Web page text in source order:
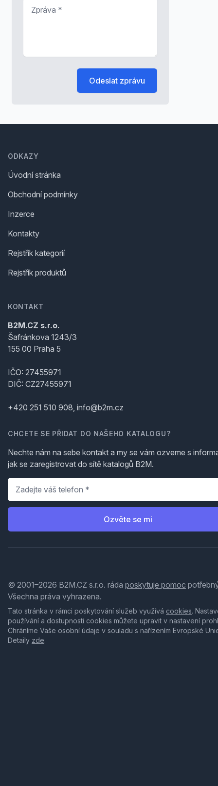
Odeslat zprávu
ODKAZY
Úvodní stránka
Obchodní podmínky
Inzerce
Kontakty
Rejstřík kategorií
Rejstřík produktů
KONTAKT
B2M.CZ s.r.o.
Šafránkova 1243/3
155 00 Praha 5
IČO: 27455971
DIČ: CZ27455971
+420 251 510 908, info@b2m.cz
CHCETE SE PŘIDAT DO NAŠEHO KATALOGU?
Nechte nám na sebe kontakt a my se vám ozveme s
jak se zaregistrovat do sítě katalogů B2M.
Telefon
Ozvěte se mi
© 2001–2026 B2M.CZ s.r.o. ráda poskytuje pomoc
Všechna práva vyhrazena.
Tato stránka v rámci poskytování služeb využívá cookies.
používání a dostupnosti cookies můžete upravit v nastavení
Chráníme Vaše osobní údaje v souladu s nařízením Evropské
Detaily zde.